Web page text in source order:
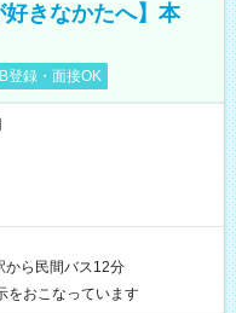
きなかたへ】本
登録・面接OK
から民間バス12分
をおこなっています